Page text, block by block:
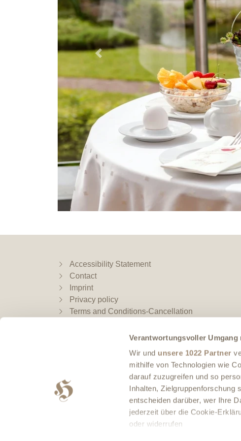
Verantwortungsvoller Umgang
Wir und unsere 1022 Partner
mithilfe von Technologien wie
darauf zuzugreifen und so
Inhalten, Zielgruppenforschung
entscheiden darüber, wer Ihre
jederzeit über die Cookie-
oder widerrufen
Previous
Accessibility Statement
Contact
Imprint
Privacy policy
Terms and Conditions-Cancellation
Subsciption to the restaurant
newsletter
Subscription to the Hotel Newsletter
Newsletter Anmeldung für die